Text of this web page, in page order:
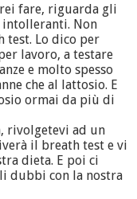
fare, riguarda gli
intolleranti. Non
test. Lo dico per
lavoro, a testare
e molto spesso
che al lattosio. E
ormai da più di
rivolgetevi ad un
il breath test e vi
dieta. E poi ci
dubbi con la nostra